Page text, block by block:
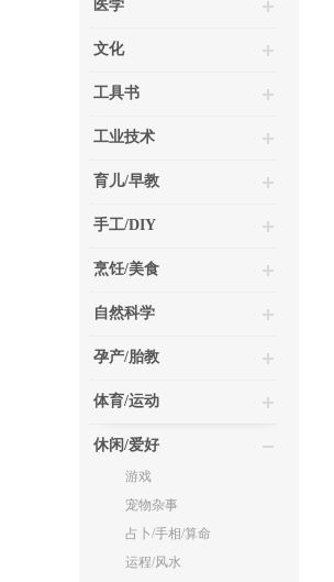
医学
文化
工具书
工业技术
育儿/早教
手工/DIY
烹饪/美食
自然科学
孕产/胎教
体育/运动
休闲/爱好
游戏
宠物杂事
占卜/手相/算命
运程/风水